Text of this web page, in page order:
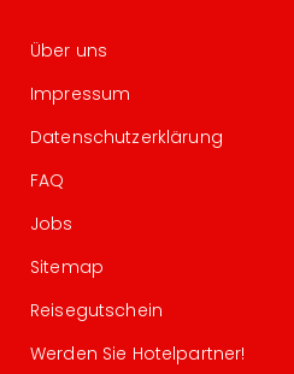
Über uns
Impressum
Datenschutzerklärung
FAQ
Jobs
Sitemap
Reisegutschein
Werden Sie Hotelpartner!